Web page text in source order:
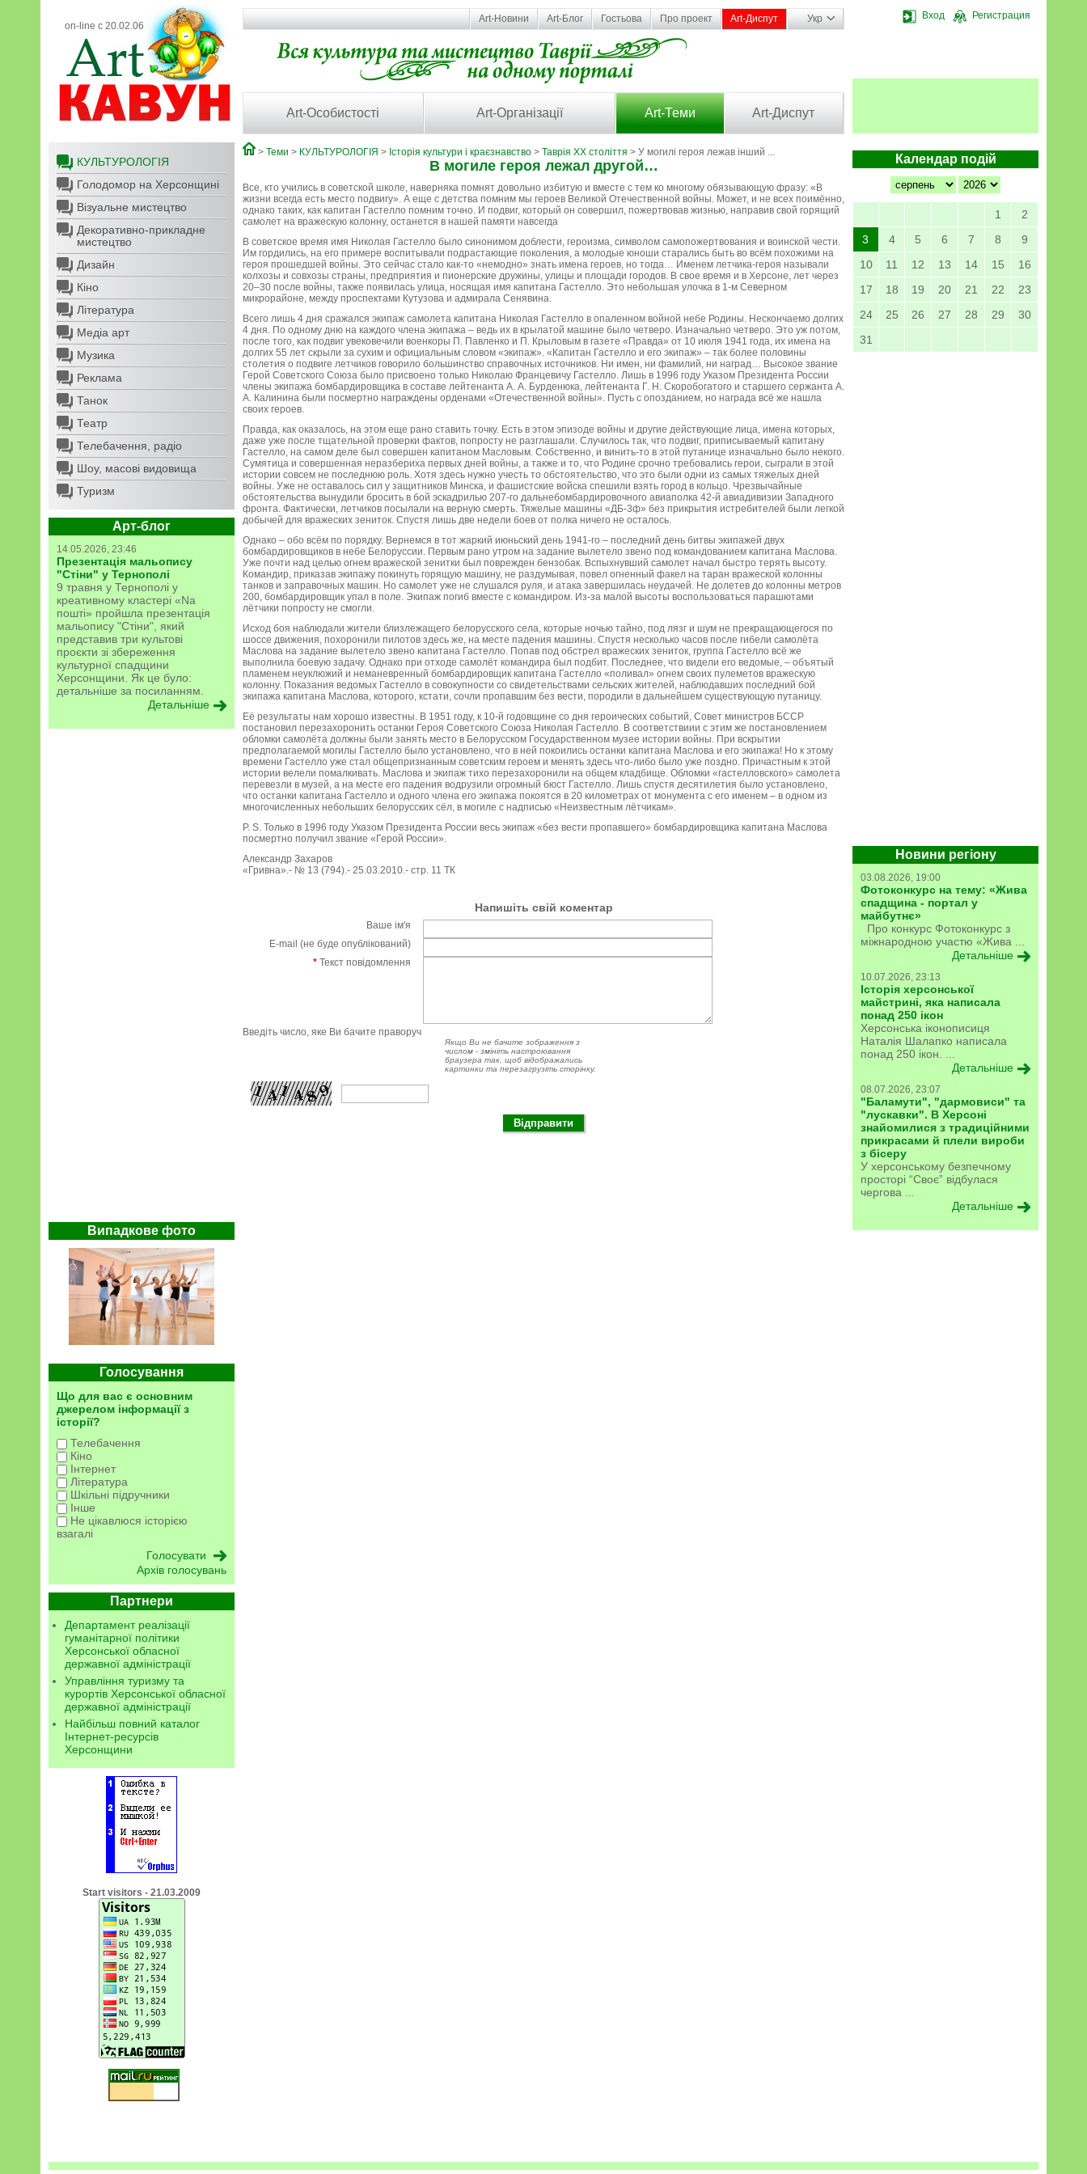
on-line с 20.02.06
Вход Регистрация
Art-Новини Art-Блог Гостьова Про проект Art-Диспут Укр
Art-Особистості Art-Організації Art-Теми Art-Диспут
КУЛЬТУРОЛОГІЯ
Голодомор на Херсонщині
Візуальне мистецтво
Декоративно-прикладне
мистецтво
Дизайн
Кіно
Література
Медіа арт
Музика
Реклама
Танок
Театр
Телебачення, радіо
Шоу, масові видовища
Туризм
Арт-блог
14.05.2026, 23:46
Презентація мальопису
"Стіни" у Тернополі
9 травня у Тернополі у
креативному кластері «Na
пошті» пройшла презентація
мальопису "Стіни", який
представив три культові
проєкти зі збереження
культурної спадщини
Херсонщини. Як це було:
детальніше за посиланням.
Детальніше
Випадкове фото
Голосування
Що для вас є основним
джерелом інформації з
історії?
Телебачення
Кіно
Інтернет
Література
Шкільні підручники
Інше
Не цікавлюся історією
взагалі
Архів голосувань
Партнери
Департамент реалізації
гуманітарної політики
Херсонської обласної
державної адміністрації
Управління туризму та
курортів Херсонської обласної
державної адміністрації
Найбільш повний каталог
Інтернет-ресурсів
Херсонщини
Start visitors - 21.03.2009
Календар подій
1
2
3
4 5 6 7 8
9
10
11 12 13 14 15
16
17
18 19 20 21 22
23
24
25 26 27 28 29
30
31
Новини регіону
03.08.2026, 19:00
Фотоконкурс на тему: «Жива
спадщина - портал у
майбутнє»
Про конкурс Фотоконкурс з
міжнародною участю «Жива ...
Детальніше
10.07.2026, 23:13
Історія херсонської
майстрині, яка написала
понад 250 ікон
Херсонська іконописиця
Наталія Шалапко написала
понад 250 ікон. ...
Детальніше
08.07.2026, 23:07
"Баламути", "дармовиси" та
"лускавки". В Херсоні
знайомилися з традиційними
прикрасами й плели вироби
з бісеру
У херсонському безпечному
просторі “Своє” відбулася
чергова ...
Детальніше
> Теми > КУЛЬТУРОЛОГІЯ > Історія культури і краєзнавство > Таврія XX століття > У могилі героя лежав інший ...
В могиле героя лежал другой…
Все, кто учились в советской школе, наверняка помнят довольно избитую и вместе с тем ко многому обязывающую фразу: «В
жизни всегда есть место подвигу». А еще с детства помним мы героев Великой Отечественной войны. Может, и не всех поимённо,
однако таких, как капитан Гастелло помним точно. И подвиг, который он совершил, пожертвовав жизнью, направив свой горящий
самолет на вражескую колонну, останется в нашей памяти навсегда
В советское время имя Николая Гастелло было синонимом доблести, героизма, символом самопожертвования и воинской чести.
Им гордились, на его примере воспитывали подрастающие поколения, а молодые юноши старались быть во всём похожими на
героя прошедшей войны. Это сейчас стало как-то «немодно» знать имена героев, но тогда… Именем летчика-героя называли
колхозы и совхозы страны, предприятия и пионерские дружины, улицы и площади городов. В свое время и в Херсоне, лет через
20–30 после войны, также появилась улица, носящая имя капитана Гастелло. Это небольшая улочка в 1-м Северном
микрорайоне, между проспектами Кутузова и адмирала Сенявина.
Всего лишь 4 дня сражался экипаж самолета капитана Николая Гастелло в опаленном войной небе Родины. Нескончаемо долгих
4 дня. По одному дню на каждого члена экипажа – ведь их в крылатой машине было четверо. Изначально четверо. Это уж потом,
после того, как подвиг увековечили военкоры П. Павленко и П. Крыловым в газете «Правда» от 10 июля 1941 года, их имена на
долгих 55 лет скрыли за сухим и официальным словом «экипаж». «Капитан Гастелло и его экипаж» – так более половины
столетия о подвиге летчиков говорило большинство справочных источников. Ни имен, ни фамилий, ни наград… Высокое звание
Герой Советского Союза было присвоено только Николаю Францевичу Гастелло. Лишь в 1996 году Указом Президента России
члены экипажа бомбардировщика в составе лейтенанта А. А. Бурденюка, лейтенанта Г. Н. Скоробогатого и старшего сержанта А.
А. Калинина были посмертно награждены орденами «Отечественной войны». Пусть с опозданием, но награда всё же нашла
своих героев.
Правда, как оказалось, на этом еще рано ставить точку. Есть в этом эпизоде войны и другие действующие лица, имена которых,
даже уже после тщательной проверки фактов, попросту не разглашали. Случилось так, что подвиг, приписываемый капитану
Гастелло, на самом деле был совершен капитаном Масловым. Собственно, и винить-то в этой путанице изначально было некого.
Сумятица и совершенная неразбериха первых дней войны, а также и то, что Родине срочно требовались герои, сыграли в этой
истории совсем не последнюю роль. Хотя здесь нужно учесть то обстоятельство, что это были одни из самых тяжелых дней
войны. Уже не оставалось сил у защитников Минска, и фашистские войска спешили взять город в кольцо. Чрезвычайные
обстоятельства вынудили бросить в бой эскадрилью 207-го дальнебомбардировочного авиаполка 42-й авиадивизии Западного
фронта. Фактически, летчиков посылали на верную смерть. Тяжелые машины «ДБ-3ф» без прикрытия истребителей были легкой
добычей для вражеских зениток. Спустя лишь две недели боев от полка ничего не осталось.
Однако – обо всём по порядку. Вернемся в тот жаркий июньский день 1941-го – последний день битвы экипажей двух
бомбардировщиков в небе Белоруссии. Первым рано утром на задание вылетело звено под командованием капитана Маслова.
Уже почти над целью огнем вражеской зенитки был поврежден бензобак. Вспыхнувший самолет начал быстро терять высоту.
Командир, приказав экипажу покинуть горящую машину, не раздумывая, повел огненный факел на таран вражеской колонны
танков и заправочных машин. Но самолет уже не слушался руля, и атака завершилась неудачей. Не долетев до колонны метров
200, бомбардировщик упал в поле. Экипаж погиб вместе с командиром. Из-за малой высоты воспользоваться парашютами
лётчики попросту не смогли.
Исход боя наблюдали жители близлежащего белорусского села, которые ночью тайно, под лязг и шум не прекращающегося по
шоссе движения, похоронили пилотов здесь же, на месте падения машины. Спустя несколько часов после гибели самолёта
Маслова на задание вылетело звено капитана Гастелло. Попав под обстрел вражеских зениток, группа Гастелло всё же
выполнила боевую задачу. Однако при отходе самолёт командира был подбит. Последнее, что видели его ведомые, – объятый
пламенем неуклюжий и неманевренный бомбардировщик капитана Гастелло «поливал» огнем своих пулеметов вражескую
колонну. Показания ведомых Гастелло в совокупности со свидетельствами сельских жителей, наблюдавших последний бой
экипажа капитана Маслова, которого, кстати, сочли пропавшим без вести, породили в дальнейшем существующую путаницу.
Её результаты нам хорошо известны. В 1951 году, к 10-й годовщине со дня героических событий, Совет министров БССР
постановил перезахоронить останки Героя Советского Союза Николая Гастелло. В соответствиии с этим же постановлением
обломки самолёта должны были занять место в Белорусском Государственном музее истории войны. При вскрытии
предполагаемой могилы Гастелло было установлено, что в ней покоились останки капитана Маслова и его экипажа! Но к этому
времени Гастелло уже стал общепризнанным советским героем и менять здесь что-либо было уже поздно. Причастным к этой
истории велели помалкивать. Маслова и экипаж тихо перезахоронили на общем кладбище. Обломки «гастелловского» самолета
перевезли в музей, а на месте его падения водрузили огромный бюст Гастелло. Лишь спустя десятилетия было установлено,
что останки капитана Гастелло и одного члена его экипажа покоятся в 20 километрах от монумента с его именем – в одном из
многочисленных небольших белорусских сёл, в могиле с надписью «Неизвестным лётчикам».
P. S. Только в 1996 году Указом Президента России весь экипаж «без вести пропавшего» бомбардировщика капитана Маслова
посмертно получил звание «Герой России».
Александр Захаров
«Гривна».- № 13 (794).- 25.03.2010.- стр. 11 ТК
Напишіть свій коментар
Ваше ім'я
E-mail (не буде опублікований)
* Текст повідомлення
Введіть число, яке Ви бачите праворуч
Якщо Ви не бачите зображення з
числом - змініть настроювання
браузера так, щоб відображались
картинки та перезагрузіть сторінку.